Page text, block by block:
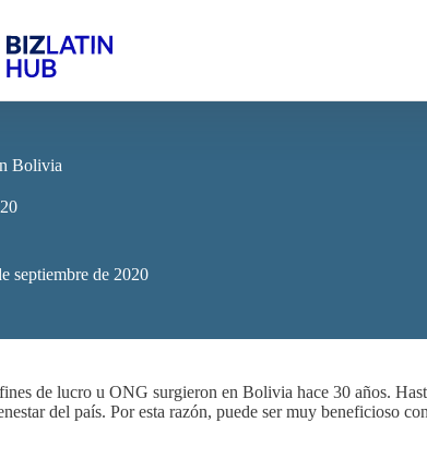
Bolivia
septiembre de 2020
de lucro u ONG surgieron en Bolivia hace 30 años.
del país. Por esta razón, puede ser muy beneficioso